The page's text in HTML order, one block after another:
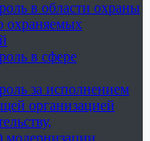
в области охраны
охраняемых
в сфере
за исполнением
организацией
модернизации